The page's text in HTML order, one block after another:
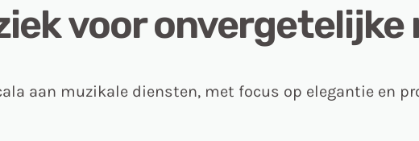
voor
aan muzikale diensten, met focus op elegantie en